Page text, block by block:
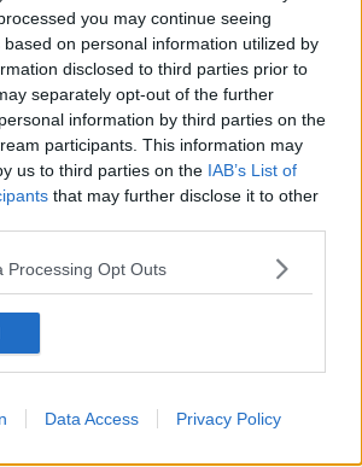
you may continue seeing
on personal information utilized by
disclosed to third parties prior to
separately opt-out of the further
information by third parties on the
participants. This information may
us to third parties on the IAB’s List of
that may further disclose it to other
Processing Opt Outs
Data Access Privacy Policy
garantire un collegamento con rapidità e,
la soluzione più naturalesi colloca
e Policiano, in un'area in cui la distanza
decine di metri e in cui la nuova
dei Popolari per Arezzo
, - perché
un quadro più chiaro sulla futura
e Perugia,
migliore per collocare la nuova fermata
di vista economico e turistico a tutte e